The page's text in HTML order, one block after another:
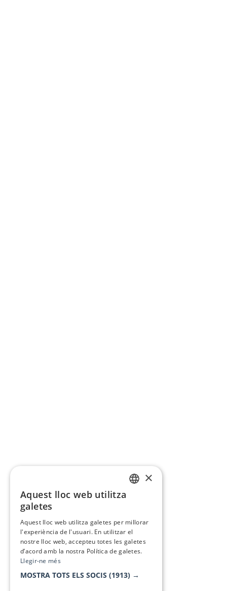
×
Aquest lloc web utilitza
galetes
Aquest lloc web utilitza galetes per millorar
l'experiència de l'usuari. En utilitzar el
nostre lloc web, accepteu totes les galetes
d’acord amb la nostra Política de galetes.
Llegir-ne més
MOSTRA TOTS ELS SOCIS (1913) →